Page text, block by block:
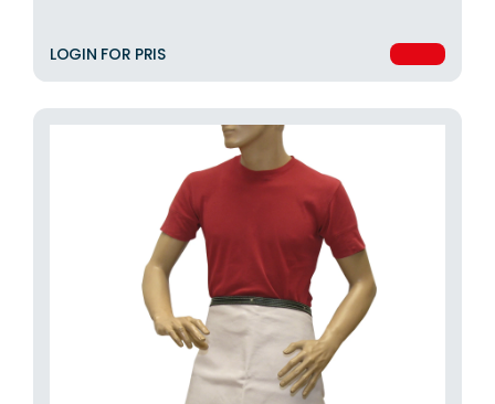
LOGIN FOR PRIS